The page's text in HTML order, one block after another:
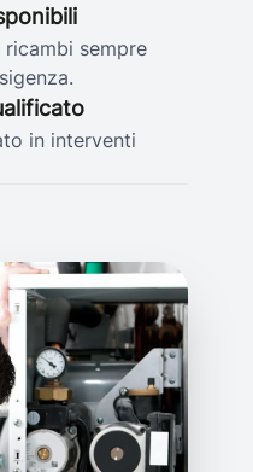
sempre
in interventi